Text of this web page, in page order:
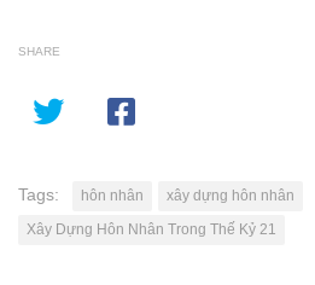
SHARE
Tags: hôn nhân
xây dựng hôn nhân
Xây Dựng Hôn Nhân Trong Thế Kỷ 21